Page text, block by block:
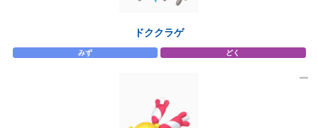
ドククラゲ
みず どく